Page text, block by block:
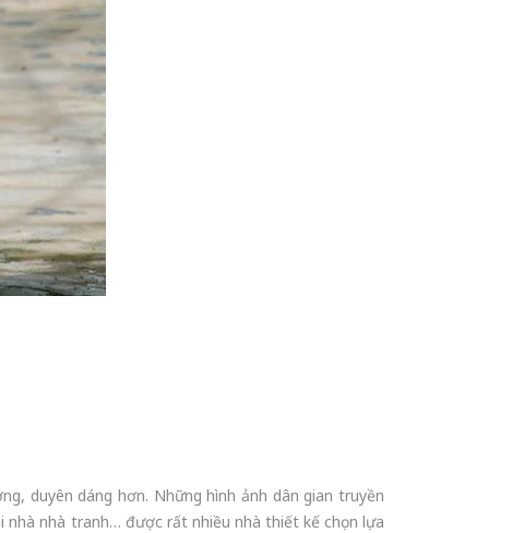
duyên dáng hơn. Những hình ảnh dân gian truyền
nhà nhà tranh… được rất nhiều nhà thiết kế chọn lựa